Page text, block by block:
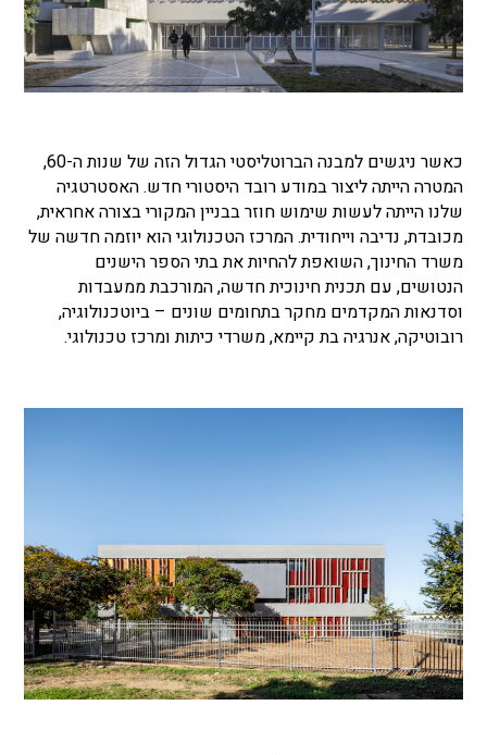
כאשר ניגשים למבנה הברוטליסטי הגדול הזה של שנות ה-60,
המטרה הייתה ליצור במודע רובד היסטורי חדש. האסטרטגיה
שלנו הייתה לעשות שימוש חוזר בבניין המקורי בצורה אחראית,
מכובדת, נדיבה וייחודית. המרכז הטכנולוגי הוא יוזמה חדשה של
משרד החינוך, השואפת להחיות את בתי הספר הישנים
הנטושים, עם תכנית חינוכית חדשה, המורכבת ממעבדות
וסדנאות המקדמים מחקר בתחומים שונים – ביוטכנולוגיה,
רובוטיקה, אנרגיה בת קיימא, משרדי כיתות ומרכז טכנולוגי.